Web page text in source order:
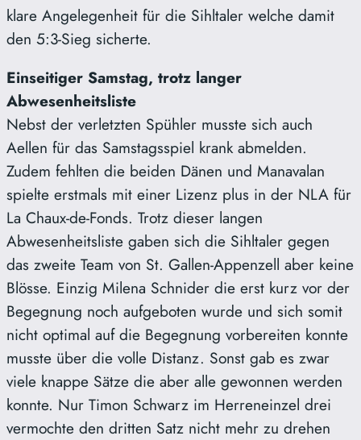
klare Angelegenheit für die Sihltaler welche damit
den 5:3-Sieg sicherte.
Einseitiger Samstag, trotz langer
Abwesenheitsliste
Nebst der verletzten Spühler musste sich auch
Aellen für das Samstagsspiel krank abmelden.
Zudem fehlten die beiden Dänen und Manavalan
spielte erstmals mit einer Lizenz plus in der NLA für
La Chaux-de-Fonds. Trotz dieser langen
Abwesenheitsliste gaben sich die Sihltaler gegen
das zweite Team von St. Gallen-Appenzell aber keine
Blösse. Einzig Milena Schnider die erst kurz vor der
Begegnung noch aufgeboten wurde und sich somit
nicht optimal auf die Begegnung vorbereiten konnte
musste über die volle Distanz. Sonst gab es zwar
viele knappe Sätze die aber alle gewonnen werden
konnte. Nur Timon Schwarz im Herreneinzel drei
vermochte den dritten Satz nicht mehr zu drehen